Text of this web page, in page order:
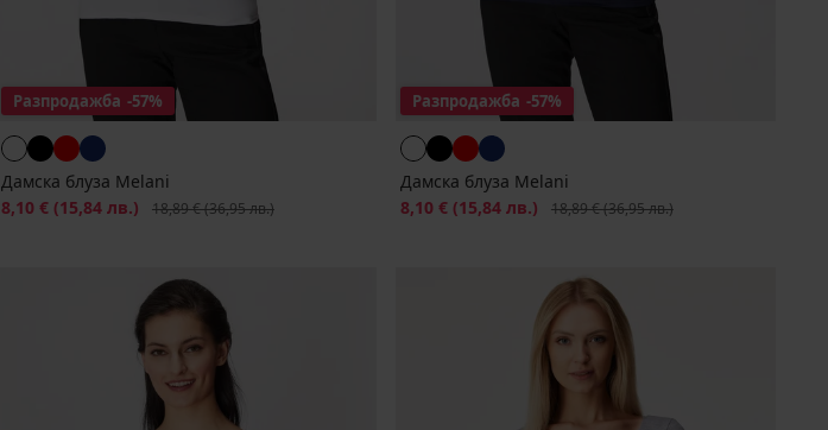
Разпродажба -57%
Дамска блуза Melani
Намаление
8,10 € (15,84 лв.) Първоначална цена
18,89 €(36,95 лв.)
Разпродажба -57%
Дамска блуза Melani
Намаление
8,10 € (15,84 лв.) Първоначална цена
18,89 €(36,95 лв.)